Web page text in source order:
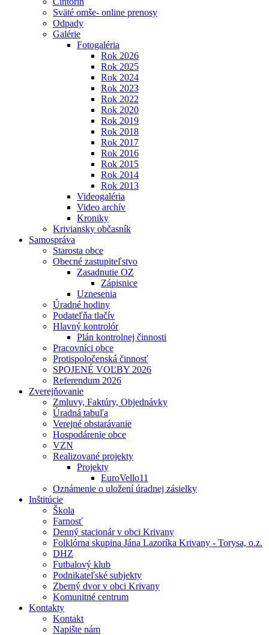
Sväté omše- online prenosy
Odpady
Galérie
Fotogaléria
Rok 2026
Rok 2025
Rok 2024
Rok 2023
Rok 2022
Rok 2020
Rok 2019
Rok 2018
Rok 2017
Rok 2016
Rok 2015
Rok 2014
Rok 2013
Videogaléria
Video archív
Kroniky
Kriviansky občasník
Samospráva
Starosta obce
Obecné zastupiteľstvo
Zasadnutie OZ
Zápisnice
Uznesenia
Úradné hodiny
Podateľňa tlačív
Hlavný kontrolór
Plán kontrolnej činnosti
Pracovníci obce
Protispoločenská činnosť
SPOJENÉ VOĽBY 2026
Referendum 2026
Zverejňovanie
Zmluvy, Faktúry, Objednávky
Úradná tabuľa
Verejné obstarávanie
Hospodárenie obce
VZN
Realizované projekty
Projekty
EuroVello11
Oznámenie o uložení úradnej zásielky
Inštitúcie
Škola
Farnosť
Denný stacionár v obci Krivany
Folklórna skupina Jána Lazoríka Krivany - Torysa, o.z.
DHZ
Futbalový klub
Podnikateľské subjekty
Zberný dvor v obci Krivany
Komunitné centrum
Kontakty
Kontakt
Napište nám